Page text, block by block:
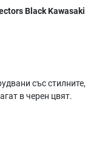
Black Kawasaki
със стилните,
в черен цвят.